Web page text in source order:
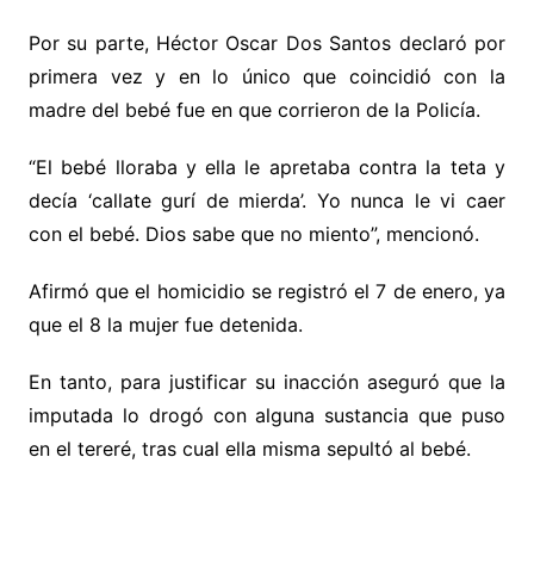
Por su parte, Héctor Oscar Dos Santos declaró por
primera vez y en lo único que coincidió con la
madre del bebé fue en que corrieron de la Policía.
“El bebé lloraba y ella le apretaba contra la teta y
decía ‘callate gurí de mierda’. Yo nunca le vi caer
con el bebé. Dios sabe que no miento”, mencionó.
Afirmó que el homicidio se registró el 7 de enero, ya
que el 8 la mujer fue detenida.
En tanto, para justificar su inacción aseguró que la
imputada lo drogó con alguna sustancia que puso
en el tereré, tras cual ella misma sepultó al bebé.